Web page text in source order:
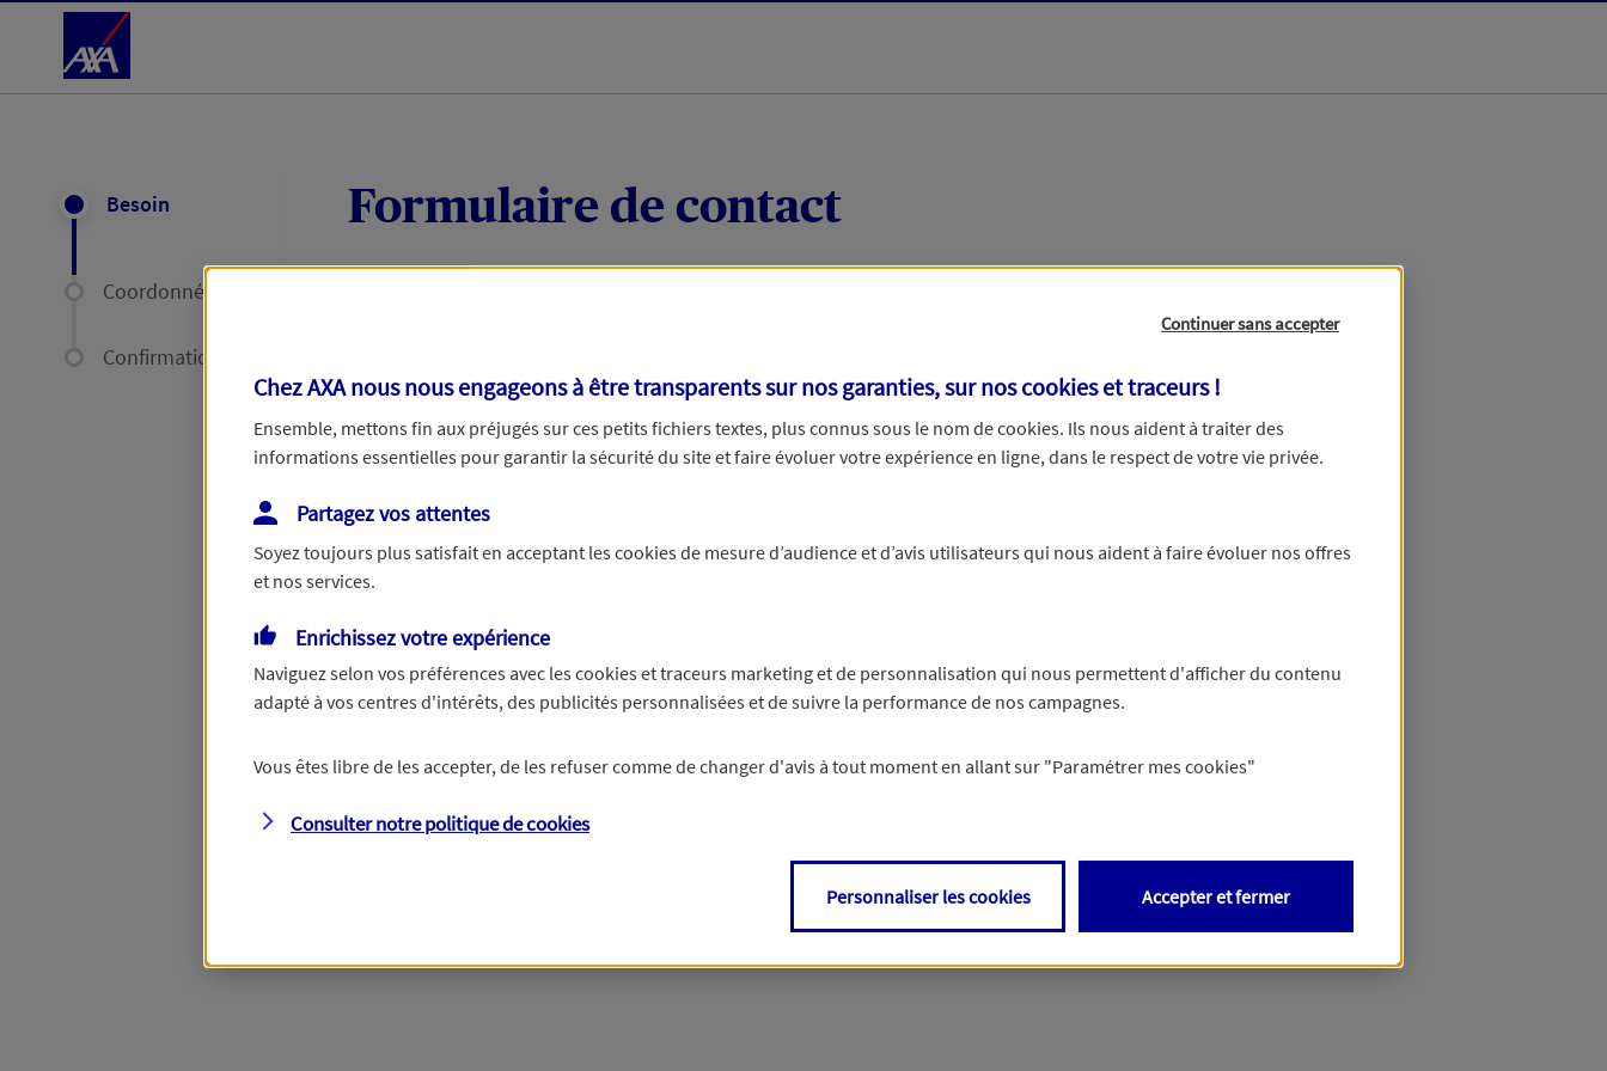
Accéder au Contenu
Besoin
Coordonnées
Confirmation
Formulaire de contact
Votre message :
Vous disposez de droits sur les informations vous concernant. Pour plus d’informations,
Continuer sans accepter
Chez AXA nous nous engageons à être transparents sur nos garanties, sur noscookies et traceurs!
Ensemble, mettons fin aux préjugés sur ces petits fichiers textes, plus connus sous le nom decookies. Ils nous aident à traiter des
informations essentielles pour garantir la sécurité du site et faire évoluer votre expérience en ligne, dans le respect de votre vie privée.
Partagez vos attentes
Soyez toujours plus satisfait en acceptant les cookies de mesure d’audience et d’avis utilisateurs qui nous aident à faire évoluer nos offres
et nos services.
Enrichissez votre expérience
Naviguez selon vos préférences avec les cookies et traceurs marketing et de personnalisation qui nous permettent d'afficher du contenu
adapté à vos centres d'intérêts, des publicités personnalisées et de suivre la performance de nos campagnes.
Vous êtes libre de les accepter, de les refuser comme de changer d'avis à tout moment en allant sur "Paramétrer mes cookies"
Consulter notre politique decookies
Personnaliser les cookies Accepter et fermer